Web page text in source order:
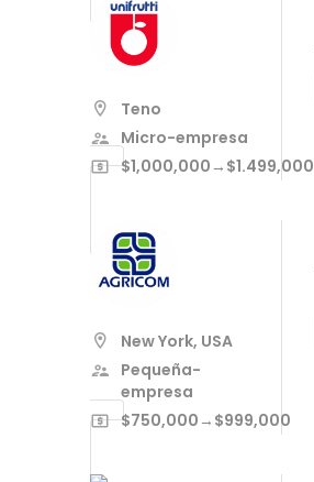
Teno
Micro-empresa
$1,000,000→$1.499,000
New York, USA
Pequeña-
empresa
$750,000→$999,000